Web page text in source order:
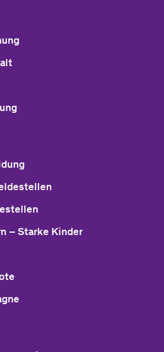
– Starke Kinder